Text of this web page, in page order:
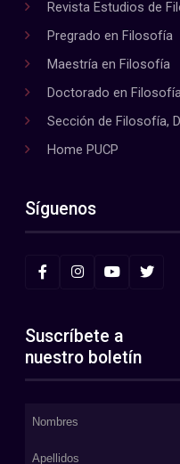
Revista Estudios de
Pregrado en Filosofía
Maestría en Filosofía
Doctorado en
Sección de Filosofía,
Home PUCP
Síguenos
Suscríbete a
nuestro boletín